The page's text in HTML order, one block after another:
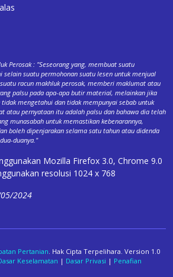
Perosak : "Seseorang yang, membuat suatu
selain suatu permohonan suatu lesen untuk menjual
racun makhluk perosak, memberi maklumat atau
palsu pada apa-apa butir material, melainkan jika
mengetahui dan tidak mempunyai sebab untuk
atau pernyataan itu adalah palsu dan bahawa dia telah
munasabah untuk memastikan kebenarannya,
boleh dipenjarakan selama satu tahun atau didenda
duanya."
Mozilla Firefox 3.0, Chrome 9.0
resolusi 1024 x 768
2024
Pertanian. Hak Cipta Terpelihara. Version 1.0
Keselamatan | Dasar Privasi | Penafian